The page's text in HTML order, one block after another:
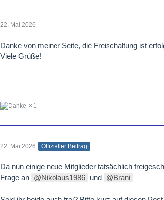
22. Mai 2026
Danke von meiner Seite, die Freischaltung ist
Viele Grüße!
1
22. Mai 2026 Offizieller Beitrag
Da nun einige neue Mitglieder tatsächlich
Frage an
Nikolaus1986 und Brani